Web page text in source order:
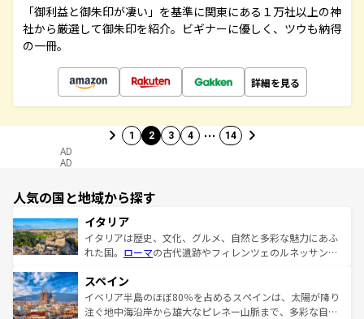
「御利益と御朱印が凄い」を基準に関東にある１万社以上の神
社から厳選して御朱印を紹介。ビギナーに優しく、ツウも納得
の一冊。
詳細を見る
1 2 3 4 … 14
AD
AD
人気の国と地域から探す
イタリア
イタリアは歴史、文化、グルメ、自然と多彩な魅力にあふ
れた国。 ローマの古代遺跡やフィレンツェのルネッサンス
ろん、トスカーナの美しい田園風景やアマルフィ海岸の絶
景など、自然景観も見逃せない。観光の合間には、本場の
ピザやパスタなど、絶品のイタリア料理を堪能することも
スペイン
イベリア半島のほぼ80％を占めるスペインは、太陽が降り
注ぐ地中海沿岸から雄大なピレネー山脈まで、多彩な自然